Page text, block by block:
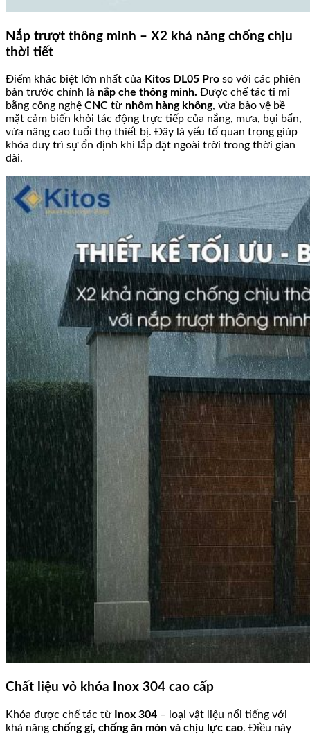
Nắp trượt thông minh – X2 khả năng chống chịu
thời tiết
Điểm khác biệt lớn nhất của Kitos DL05 Pro so với các phiên
bản trước chính là nắp che thông minh. Được chế tác tỉ mỉ
bằng công nghệ CNC từ nhôm hàng không, vừa bảo vệ bề
mặt cảm biến khỏi tác động trực tiếp của nắng, mưa, bụi bẩn,
vừa nâng cao tuổi thọ thiết bị. Đây là yếu tố quan trọng giúp
khóa duy trì sự ổn định khi lắp đặt ngoài trời trong thời gian
dài.
Chất liệu vỏ khóa Inox 304 cao cấp
Khóa được chế tác từ Inox 304 – loại vật liệu nổi tiếng với
khả năng chống gỉ, chống ăn mòn và chịu lực cao. Điều này